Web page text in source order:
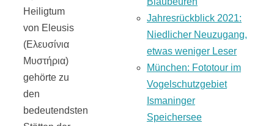
Heiligtum
von Eleusis
(Eλευσίνια
Μυστήρια)
gehörte zu
den
bedeutendsten
Jahresrückblick 2021:
Niedlicher Neuzugang,
etwas weniger Leser
München: Fototour im
Vogelschutzgebiet
Ismaninger
Speichersee